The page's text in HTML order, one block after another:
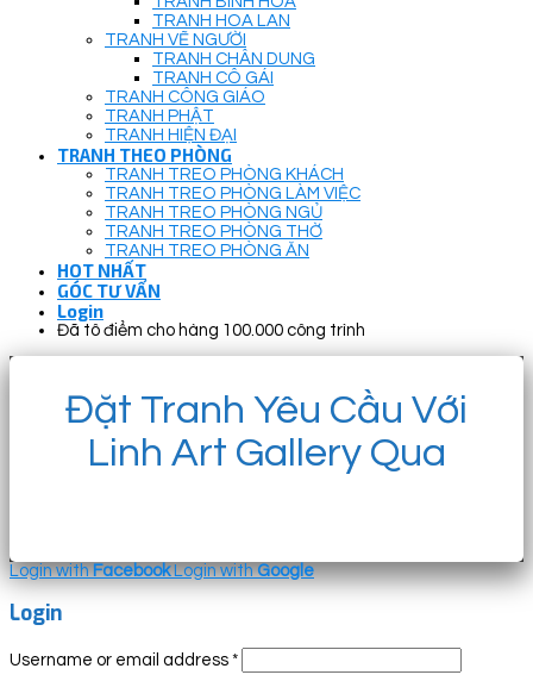
TRANH HOA LAN
TRANH VẼ NGƯỜI
TRANH CHÂN DUNG
TRANH CÔ GÁI
TRANH CÔNG GIÁO
TRANH PHẬT
TRANH HIỆN ĐẠI
TRANH THEO PHÒNG
TRANH TREO PHÒNG KHÁCH
TRANH TREO PHÒNG LÀM VIỆC
TRANH TREO PHÒNG NGỦ
TRANH TREO PHÒNG THỜ
TRANH TREO PHÒNG ĂN
HOT NHẤT
GÓC TƯ VẤN
Login
Đã tô điểm cho hàng 100.000 công trình
Đặt Tranh Yêu Cầu Với
Linh Art Gallery Qua
Login withFacebook Login withGoogle
Login
Username or email address *